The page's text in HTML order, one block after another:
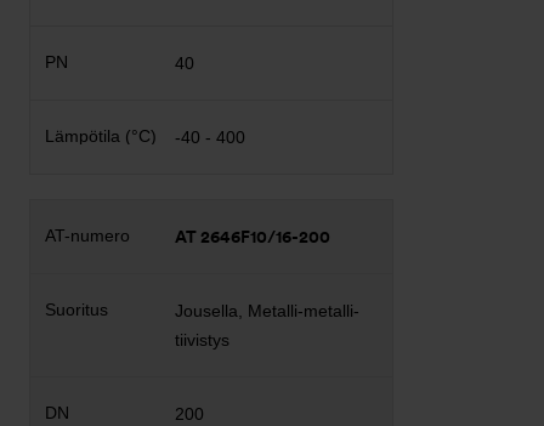
40
-40 - 400
AT 2646F10/16-200
Jousella, Metalli-metalli-
tiivistys
200